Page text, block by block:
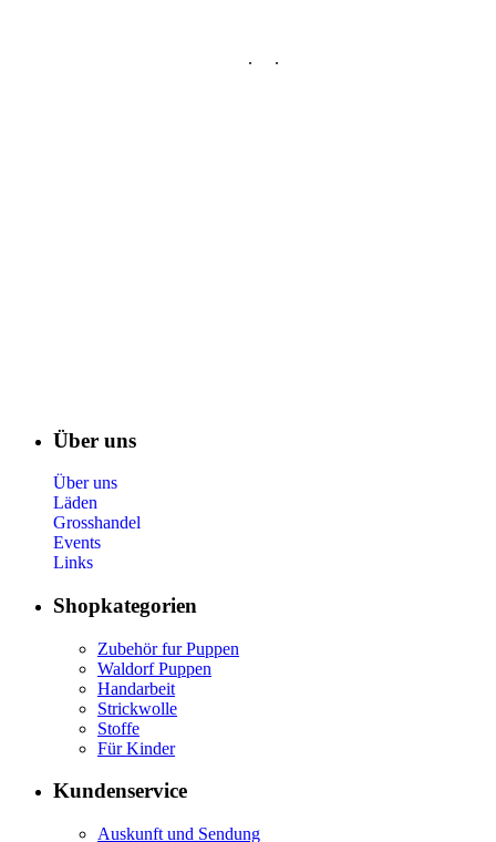
. .
Über uns
Über uns
Läden
Grosshandel
Events
Links
Shopkategorien
Zubehör fur Puppen
Waldorf Puppen
Handarbeit
Strickwolle
Stoffe
Für Kinder
Kundenservice
Auskunft und Sendung